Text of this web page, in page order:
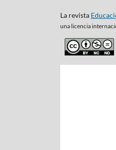
La revista
una licencia